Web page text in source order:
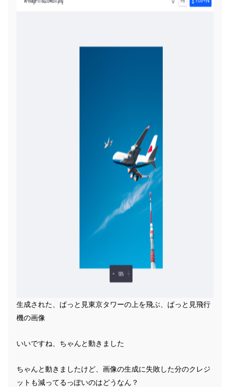
生成された、ぱっと見東京タワーの上を飛ぶ、ぱっと見飛行
機の画像
いいですね、ちゃんと動きました
ちゃんと動きましたけど、画像の生成に失敗した分のクレジ
ットも減ってるっぽいのはどうなん？